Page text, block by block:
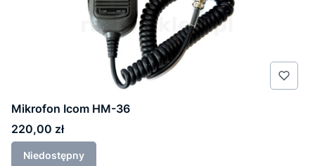
Mikrofon Icom HM-36
Cena
220,00 zł
Niedostępny